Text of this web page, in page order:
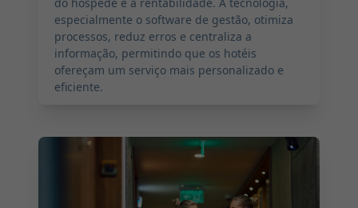
especialmente o software de gestão, otimiza
processos, reduz erros e centraliza a
informação, permitindo que os hotéis
ofereçam um serviço mais personalizado e
eficiente.
2024-09-12 10:00:00